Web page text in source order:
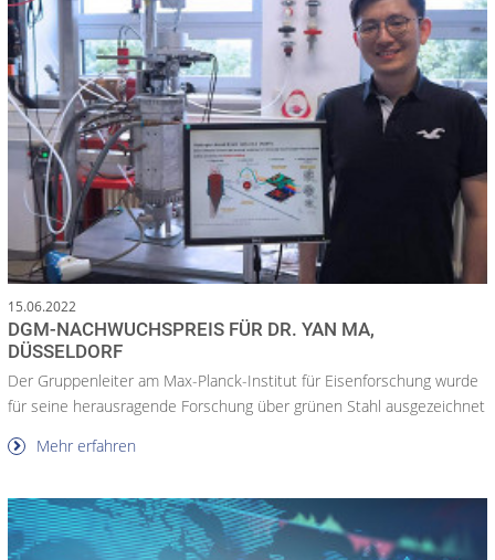
15.06.2022
DGM-NACHWUCHSPREIS FÜR DR. YAN MA,
DÜSSELDORF
Der Gruppenleiter am Max-Planck-Institut für Eisenforschung wurde
für seine herausragende Forschung über grünen Stahl ausgezeichnet
Mehr erfahren